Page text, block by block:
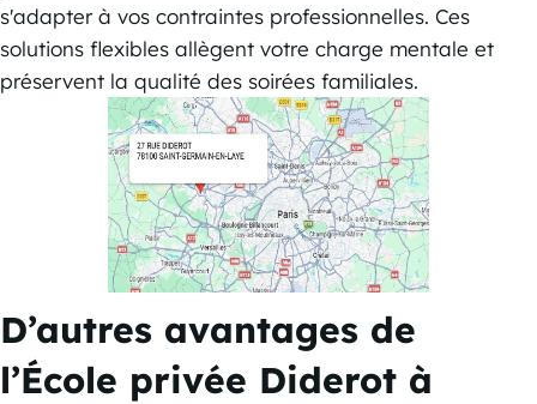
s'adapter à vos contraintes professionnelles. Ces
solutions flexibles allègent votre charge mentale et
préservent la qualité des soirées familiales.
D’autres avantages de
l’École privée Diderot à